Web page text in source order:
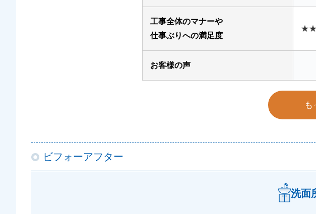
工事全体のマナーや
仕事ぶりへの満足度
お客様の声
も
ビフォーアフター
洗面